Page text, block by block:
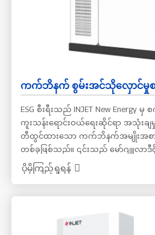
ကက်ဘိနက် စွမ်းအင်သိုလှောင်မှု
ESG စီးရီးသည် INJET New Energy
ကူးသန်းရောင်းဝယ်ရေးဆိုင်ရာ အသုံးခ
တီထွင်ထားသော ကက်ဘိနက်အမျိုးအစာ
တစ်ခုဖြစ်သည်။ ၎င်းသည် မော်ဂျူလာ
ကျင့်သုံးပြီး ဘက်ထရီများ၊ ဘက်ထရီစီမံခန့်
စွမ်းအင်သိုလှောင်မှုပြောင်းစက်များ
မြင့်မားသောပေါင်းစပ်မှု၊ ဘေးကင်းမှုနှ
ရည်မြင့်မားပြီး စစ်မှန်သော ALL-IN-
ပိုမိုကြည့်ရှုရန်